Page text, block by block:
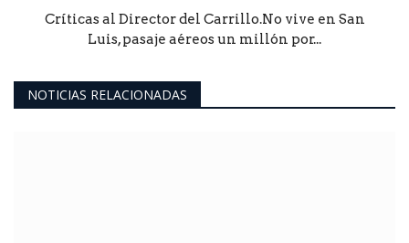
Críticas al Director del Carrillo.No vive en San
Luis, pasaje aéreos un millón por...
NOTICIAS RELACIONADAS